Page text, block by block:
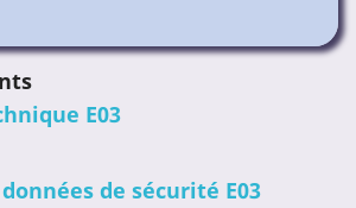
E03
de sécurité E03